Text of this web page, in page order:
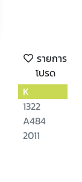
รายการ
โปรด
K
1322
A484
2011